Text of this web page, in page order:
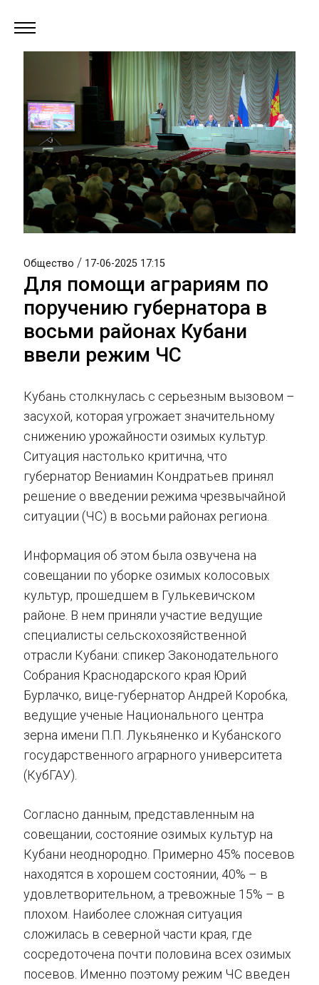
Общество / 17-06-2025 17:15
Для помощи аграриям по
поручению губернатора в
восьми районах Кубани
ввели режим ЧС
Кубань столкнулась с серьезным вызовом –
засухой, которая угрожает значительному
снижению урожайности озимых культур.
Ситуация настолько критична, что
губернатор Вениамин Кондратьев принял
решение о введении режима чрезвычайной
ситуации (ЧС) в восьми районах региона.
Информация об этом была озвучена на
совещании по уборке озимых колосовых
культур, прошедшем в Гулькевичском
районе. В нем приняли участие ведущие
специалисты сельскохозяйственной
отрасли Кубани: спикер Законодательного
Собрания Краснодарского края Юрий
Бурлачко, вице-губернатор Андрей Коробка,
ведущие ученые Национального центра
зерна имени П.П. Лукьяненко и Кубанского
государственного аграрного университета
(КубГАУ).
Согласно данным, представленным на
совещании, состояние озимых культур на
Кубани неоднородно. Примерно 45% посевов
находятся в хорошем состоянии, 40% – в
удовлетворительном, а тревожные 15% – в
плохом. Наиболее сложная ситуация
сложилась в северной части края, где
сосредоточена почти половина всех озимых
посевов. Именно поэтому режим ЧС введен